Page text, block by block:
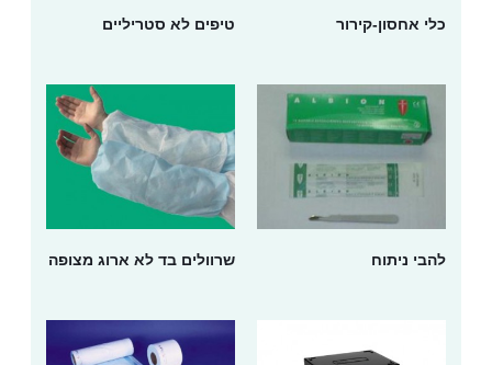
כלי אחסון-קירור טיפים לא סטריליים
להבי ניתוח שרוולים בד לא ארוג מצופה